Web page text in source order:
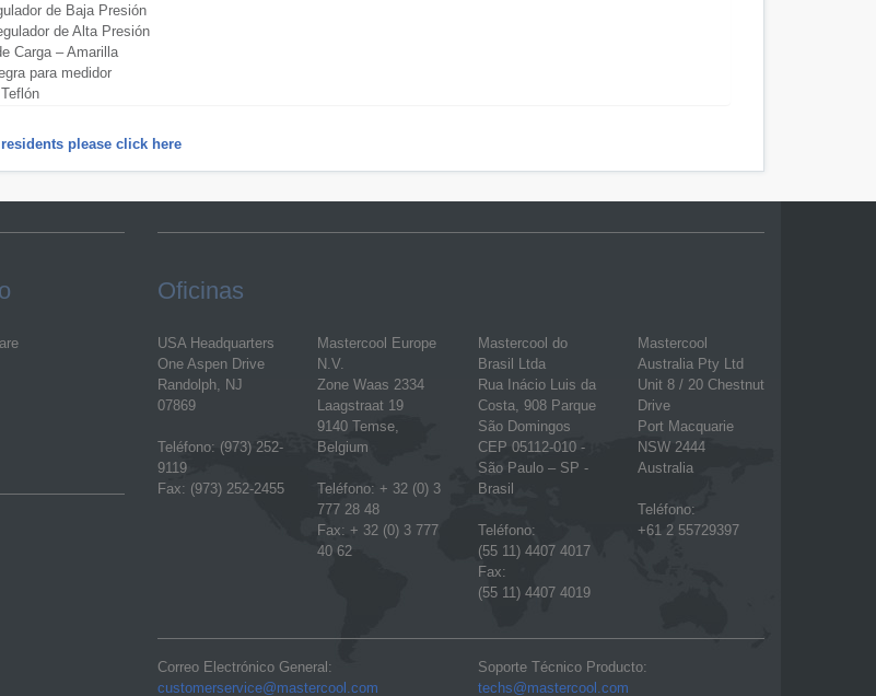
de Baja Presión
de Alta Presión
Carga – Amarilla
para medidor
please click here
Oficinas
USA Headquarters
One Aspen Drive
Randolph, NJ
07869
Teléfono: (973) 252-
9119
Fax: (973) 252-2455
Mastercool Europe
N.V.
Zone Waas 2334
Laagstraat 19
9140 Temse,
Belgium
Teléfono: + 32 (0) 3
777 28 48
Fax: + 32 (0) 3 777
40 62
Mastercool do
Brasil Ltda
Rua Inácio Luis da
Costa, 908 Parque
São Domingos
CEP 05112-010 -
São Paulo – SP -
Brasil
Teléfono:
(55 11) 4407 4017
Fax:
(55 11) 4407 4019
Mastercool
Australia Pty Ltd
Unit 8 / 20 Chestnut
Drive
Port Macquarie
NSW 2444
Australia
Teléfono:
+61 2 55729397
Correo Electrónico General:
customerservice@mastercool.com
Soporte Técnico Producto:
techs@mastercool.com